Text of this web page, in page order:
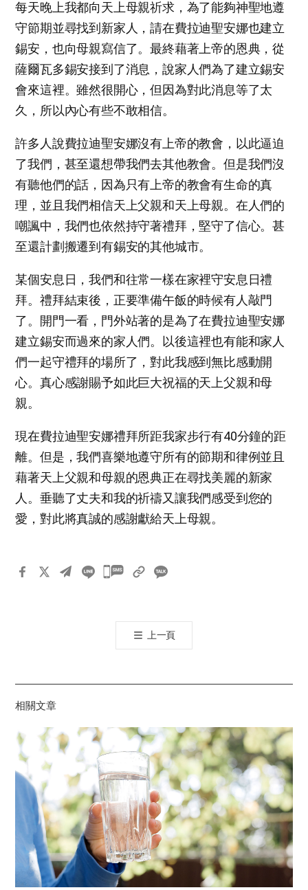
每天晚上我都向天上母親祈求，為了能夠神聖地遵
守節期並尋找到新家人，請在費拉迪聖安娜也建立
錫安，也向母親寫信了。最終藉著上帝的恩典，從
薩爾瓦多錫安接到了消息，說家人們為了建立錫安
會來這裡。雖然很開心，但因為對此消息等了太
久，所以內心有些不敢相信。
許多人說費拉迪聖安娜沒有上帝的教會，以此逼迫
了我們，甚至還想帶我們去其他教會。但是我們沒
有聽他們的話，因為只有上帝的教會有生命的真
理，並且我們相信天上父親和天上母親。在人們的
嘲諷中，我們也依然持守著禮拜，堅守了信心。甚
至還計劃搬遷到有錫安的其他城市。
某個安息日，我們和往常一樣在家裡守安息日禮
拜。禮拜結束後，正要準備午飯的時候有人敲門
了。開門一看，門外站著的是為了在費拉迪聖安娜
建立錫安而過來的家人們。以後這裡也有能和家人
們一起守禮拜的場所了，對此我感到無比感動開
心。真心感謝賜予如此巨大祝福的天上父親和母
親。
現在費拉迪聖安娜禮拜所距我家步行有40分鐘的距
離。但是，我們喜樂地遵守所有的節期和律例並且
藉著天上父親和母親的恩典正在尋找美麗的新家
人。垂聽了丈夫和我的祈禱又讓我們感受到您的
愛，對此將真誠的感謝獻給天上母親。
카
톡
공
기
上一頁
相關文章